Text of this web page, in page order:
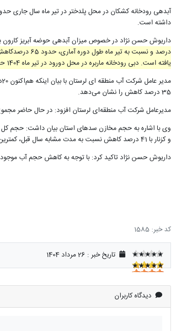
داشته است.
داریوش حسن نژاد در خصوص میزان آبدهی حوضه آبریز کارون
یافته است. دبی رودخانه ماربره در محل دورود در تیر ماه 1404 حدود 10 درصد و نسبت به بلند مدت حدود 79 درصد کاهش داشته است.
35 درصد کاهش را نشان می‌دهد.
مدیرعامل شرکت آب منطقه‌ای لرستان افزود: در حال حاضر مجموع آب ورودی‌ شش سد استان 0.19 متر مکعب بر ثانیه و
و کزنار با 41 درصد کاهش نسبت به مدت مشابه سال قبل، کمترین درصد پر شدگی آب را داشته اند.
داریوش حسن نژاد تاکید کرد: با توجه به کاهش حجم آب موجود
کد خبر: 1585
★★★★★
★★★★★
★★★★★
تاریخ خبر : 26 مرداد 1404
دیدگاه کاربران